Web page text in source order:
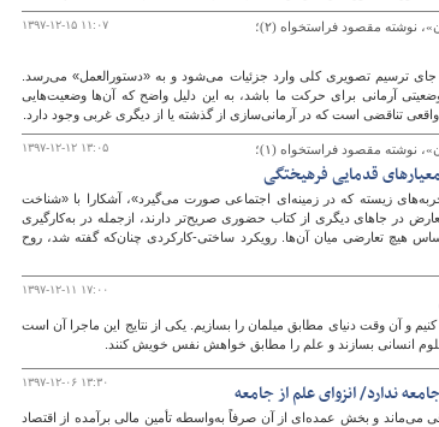
۱۳۹۷-۱۲-۱۵ ۱۱:۰۷ نوشته مقصود فراستخواه (۲)؛
‌جای ترسیم تصویری کلی وارد جزئیات می‌شود و به «دستورالعمل» می‌رسد.
آرمانی برای حرکت ما باشد، به این دلیل واضح که آن‌ها وضعیت‌هایی
تناقضی است که در آرمانی‌سازی از گذشته یا از دیگری غربی وجود دارد.
۱۳۹۷-۱۲-۱۲ ۱۳:۰۵ نوشته مقصود فراستخواه (۱)؛
قدمایی فرهیختگی
زیسته که در زمینه‌ای اجتماعی صورت می‌گیرد»، آشکارا با «شناخت
در جاهای دیگری از کتاب حضوری صریح‌تر دارند، ازجمله در به‌کارگیری
هیچ تعارضی میان آن‌ها. رویکرد ساختی-کارکردی چنان‌که گفته شد، روح
۱۳۹۷-۱۲-۱۱ ۱۷:۰۰
و آن وقت دنیای مطابق میلمان را بسازیم. یکی از نتایج این ماجرا آن است
انسانی بسازند و علم را مطابق خواهش نفس خویش کنند.
۱۳۹۷-۱۲-۰۶ ۱۳:۳۰ ندارد/ انزوای علم از جامعه
می‌ماند و بخش عمده‌ای از آن صرفاً به‌واسطه تأمین مالی برآمده از اقتصاد